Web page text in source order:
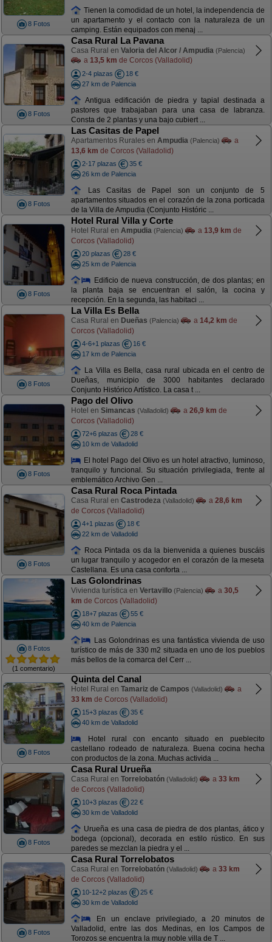
8 Fotos
Tienen la comodidad de un hotel, la independencia de
un apartamento y el contacto con la naturaleza de un
camping. Están equipados con menaj ...
8 Fotos
Casa Rural La Pavana
Casa Rural en Valoria del Alcor / Ampudia (Palencia)
a 13,5 km de Corcos (Valladolid)
2-4 plazas
18 €
27 km de Palencia
Antigua edificación de piedra y tapial destinada a
pastores que trabajaban para una casa de labranza.
Consta de 2 plantas y una bajo cubiert ...
8 Fotos
Las Casitas de Papel
Apartamentos Rurales en Ampudia (Palencia)
a
13,6 km de Corcos (Valladolid)
2-17 plazas
35 €
26 km de Palencia
Las Casitas de Papel son un conjunto de 5
apartamentos situados en el corazón de la zona porticada
de la Villa de Ampudia (Conjunto Históric ...
8 Fotos
Hotel Rural Villa y Corte
Hotel Rural en Ampudia (Palencia) a 13,9 km de
Corcos (Valladolid)
20 plazas
28 €
25 km de Palencia
Edificio de nueva construcción, de dos plantas; en
la planta baja se encuentran el salón, la cocina y
recepción. En la segunda, las habitaci ...
8 Fotos
La Villa Es Bella
Casa Rural en Dueñas (Palencia) a 14,2 km de
Corcos (Valladolid)
4-6+1 plazas
16 €
17 km de Palencia
La Villa es Bella, casa rural ubicada en el centro de
Dueñas, municipio de 3000 habitantes declarado
Conjunto Histórico Artístico. La casa t ...
8 Fotos
Pago del Olivo
Hotel en Simancas (Valladolid) a 26,9 km de
Corcos (Valladolid)
72+6 plazas
28 €
10 km de Valladolid
El hotel Pago del Olivo es un hotel atractivo, luminoso,
tranquilo y funcional. Su situación privilegiada, frente al
emblemático Archivo Gen ...
8 Fotos
Casa Rural Roca Pintada
Casa Rural en Castrodeza (Valladolid) a 28,6 km
de Corcos (Valladolid)
4+1 plazas
18 €
22 km de Valladolid
Roca Pintada os da la bienvenida a quienes buscáis
un lugar tranquilo y acogedor en el corazón de la meseta
Castellana. Es una casa conforta ...
8 Fotos
(1 comentario)
Las Golondrinas
Vivienda turística en Vertavillo (Palencia) a 30,5
km de Corcos (Valladolid)
18+7 plazas
55 €
40 km de Palencia
Las Golondrinas es una fantástica vivienda de uso
turístico de más de 330 m2 situada en uno de los pueblos
más bellos de la comarca del Cerr ...
8 Fotos
Quinta del Canal
Hotel Rural en Tamariz de Campos (Valladolid)
a
33 km de Corcos (Valladolid)
15+3 plazas
35 €
40 km de Valladolid
Hotel rural con encanto situado en pueblecito
castellano rodeado de naturaleza. Buena cocina hecha
con productos de la zona. Muchas activida ...
8 Fotos
Casa Rural Urueña
Casa Rural en Torrelobatón (Valladolid) a 33 km
de Corcos (Valladolid)
10+3 plazas
22 €
30 km de Valladolid
Urueña es una casa de piedra de dos plantas, ático y
bodega (opcional), decorada en estilo rústico. En sus
paredes se mezclan la piedra y el ...
8 Fotos
Casa Rural Torrelobatos
Casa Rural en Torrelobatón (Valladolid) a 33 km
de Corcos (Valladolid)
10-12+2 plazas
25 €
30 km de Valladolid
En un enclave privilegiado, a 20 minutos de
Valladolid, entre las dos Medinas, en los Campos de
Torozos se encuentra la muy noble villa de T ...